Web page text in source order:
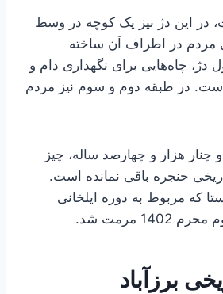
در این دژ نیز یک کوچه در وسط
مردم در اطراف آن ساخته
دژ، چاه‌هایی برای نگهداری دام و
در طبقه دوم و سوم نیز مردم
چنار هزار و چهارصد ساله، چیز
حنجره باقی نمانده است.
که مربوط به دوره ایلخانی
مرمت شد.
برزآباد